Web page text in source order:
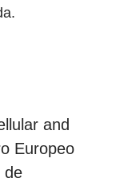
and
Europeo
de